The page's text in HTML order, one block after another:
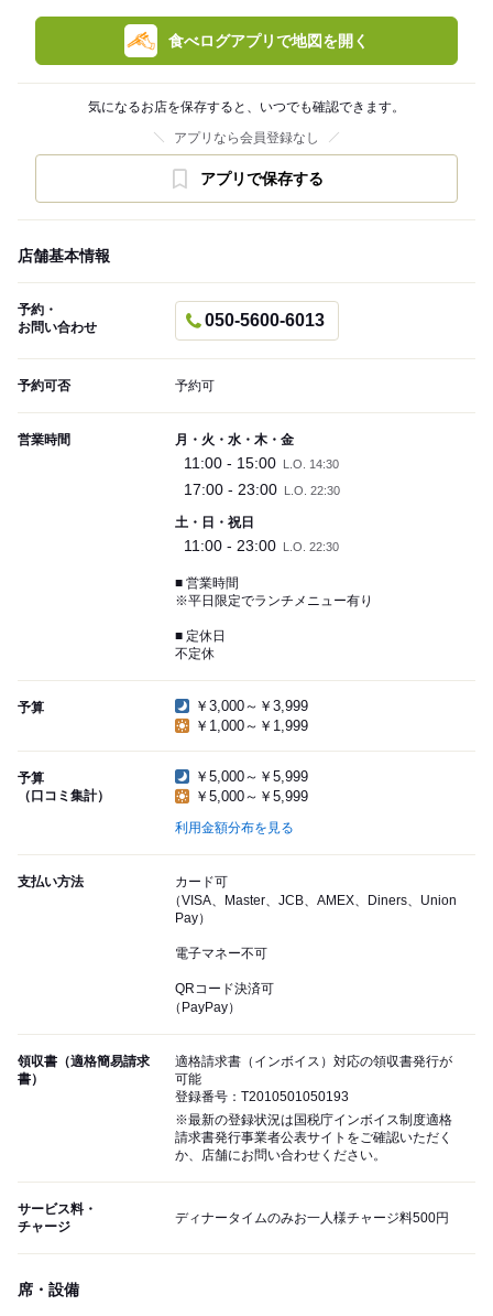
食べログアプリで地図を開く
気になるお店を保存すると、いつでも確認できます。
アプリなら会員登録なし
アプリで保存する
店舗基本情報
予約・
お問い合わせ
050-5600-6013
予約可否 予約可
営業時間 月・火・水・木・金
11:00 - 15:00 L.O. 14:30
17:00 - 23:00 L.O. 22:30
土・日・祝日
11:00 - 23:00 L.O. 22:30
■ 営業時間
※平日限定でランチメニュー有り
■ 定休日
不定休
予算
￥3,000～￥3,999
￥1,000～￥1,999
予算
（口コミ集計）
￥5,000～￥5,999
￥5,000～￥5,999
利用金額分布を見る
支払い方法
カード可
（VISA、Master、JCB、AMEX、Diners、Union
Pay）
電子マネー不可
QRコード決済可
（PayPay）
領収書（適格簡易請求
書）
適格請求書（インボイス）対応の領収書発行が
可能
登録番号：T2010501050193
※最新の登録状況は国税庁インボイス制度適格
請求書発行事業者公表サイトをご確認いただく
か、店舗にお問い合わせください。
サービス料・
チャージ
ディナータイムのみお一人様チャージ料500円
席・設備